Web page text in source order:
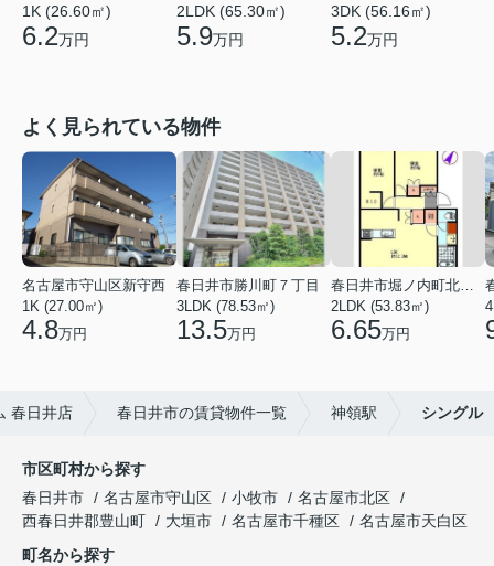
1K (26.60㎡)
6.2万円
2LDK (65.30㎡)
5.9万円
3DK (56.16㎡)
5.2万円
よく見られている物件
名古屋市守山区新守西
1K (27.00㎡)
4.8万円
春日井市勝川町７丁目
3LDK (78.53㎡)
13.5万円
春日井市堀ノ内町北１丁目
2LDK (53.83㎡)
6.65万円
春日井店 春日井市の賃貸物件一覧 神領駅 シングル
市区町村から探す
春日井市
名古屋市守山区 小牧市
名古屋市北区
西春日井郡豊山町
大垣市 名古屋市千種区
名古屋市天白区
町名から探す